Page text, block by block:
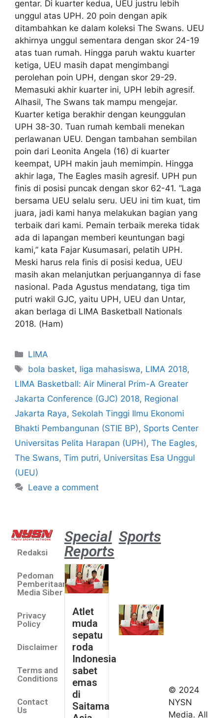
gentar. Di kuarter kedua, UEU justru lebih
unggul atas UPH. 20 poin dengan apik
ditambahkan ke dalam koleksi The Swans. UEU
akhirnya unggul sementara dengan skor 24-19
atas tuan rumah. Hingga paruh waktu kuarter
ketiga, UEU masih dapat mengimbangi
perolehan poin UPH, dengan skor 29-29.
Memasuki akhir kuarter ini, UPH lebih agresif.
Alhasil, The Swans tak mampu mengejar.
Kuarter ketiga berakhir dengan keunggulan
UPH 38-30. Tuan rumah kembali menekan
perlawanan UEU. Dengan tambahan sembilan
poin dari Leonita Angela (16) di kuarter
keempat, UPH makin jauh memimpin. Hingga
akhir laga, The Eagles masih agresif. UPH pun
finis di posisi puncak dengan skor 62-41. “Laga
bersama UEU selalu seru. UEU ini tim kuat, tim
juara, jadi kami hanya melakukan bagian yang
terbaik dari kami. Pemain terbaik mereka tidak
ada di lapangan memberi keuntungan bagi
kami,” kata Fajar Kusumasari, pelatih UPH.
Meski harus rela finis di posisi kedua, UEU
masih akan melanjutkan perjuangannya di fase
nasional. Pada Agustus mendatang, tiga tim
putri wakil GJC, yaitu UPH, UEU dan Untar,
akan berlaga di LIMA Basketball Nationals
2018. (Ham)
LIMA
bola basket, liga mahasiswa, LIMA 2018,
LIMA Basketball: Air Mineral Prim-A Greater
Jakarta Conference (GJC) 2018, Regional
Jakarta Raya, Sekolah Tinggi Ilmu Ekonomi
Bhakti Pembangunan (STIE BP), Sports Center
Universitas Pelita Harapan (UPH), The Eagles,
The Swans, Tim putri, Universitas Esa Unggul
(UEU)
Leave a comment
Redaksi
Pedoman
Pemberitaan
Media Siber
Privacy
Policy
Disclaimer
Terms and
Conditions
Contact
Us
Special
Reports
Atlet
muda
sepatu
roda
Indonesia
sabet
emas
di
Saitama
Sports
2026
Indonesia
kirim tiga
© 2024
NYSN
Media. All